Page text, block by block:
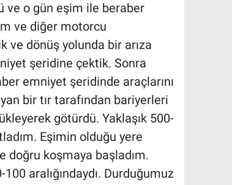
ve o gün eşim ile beraber
ve diğer motorcu
ve dönüş yolunda bir arıza
şeridine çektik. Sonra
emniyet şeridinde araçlarını
bir tır tarafından bariyerleri
götürdü. Yaklaşık 500-
Eşimin olduğu yere
doğru koşmaya başladım.
100 aralığındaydı. Durduğumuz